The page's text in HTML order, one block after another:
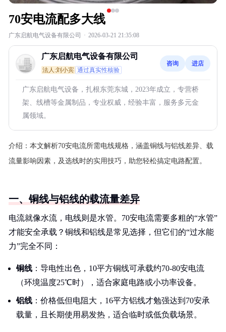
70安电流配多大线
广东启航电气设备有限公司 · 2026-03-21 21:35:08
广东启航电气设备有限公司
法人:刘小宾 通过真实性核验
咨询 进店
广东启航电气设备，扎根东莞东城，2023年成立，专营桥
架、线槽等金属制品，专业权威，经验丰富，服务多元金
属领域。
介绍： 本文解析70安电流所需电线规格，涵盖铜线与铝线差异、载
流量影响因素，及选线时的实用技巧，助您轻松搞定电路配置。
一、铜线与铝线的载流量差异
电流就像水流，电线则是水管。70安电流需要多粗的“水管”
才能安全承载？铜线和铝线是常见选择，但它们的“过水能
力”完全不同：
铜线 ：导电性出色，10平方铜线可承载约70-80安电流
（环境温度25℃时），适合家庭电路或小功率设备。
铝线 ：价格低但电阻大，16平方铝线才勉强达到70安承
载量，且长期使用易发热，适合临时或低负载场景。